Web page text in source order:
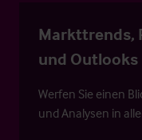
Markttrends,
und Outlooks
Werfen Sie einen
und Analysen in